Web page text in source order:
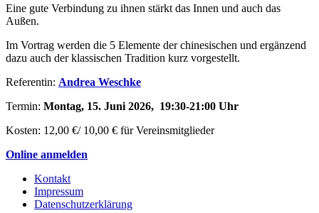
Eine gute Verbindung zu ihnen stärkt das Innen und auch das
Außen.
Im Vortrag werden die 5 Elemente der chinesischen und ergänzend
dazu auch der klassischen Tradition kurz vorgestellt.
Referentin: Andrea Weschke
Termin: Montag, 15. Juni 2026, 19:30-21:00 Uhr
Kosten: 12,00 €/ 10,00 € für Vereinsmitglieder
Online anmelden
Kontakt
Impressum
Datenschutzerklärung